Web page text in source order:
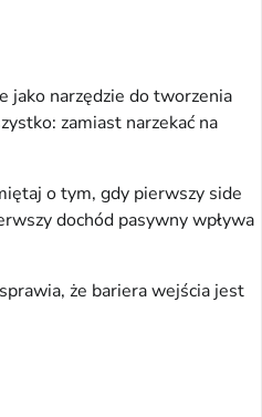
jako narzędzie do tworzenia
zamiast narzekać na
o tym, gdy pierwszy side
dochód pasywny wpływa
że bariera wejścia jest